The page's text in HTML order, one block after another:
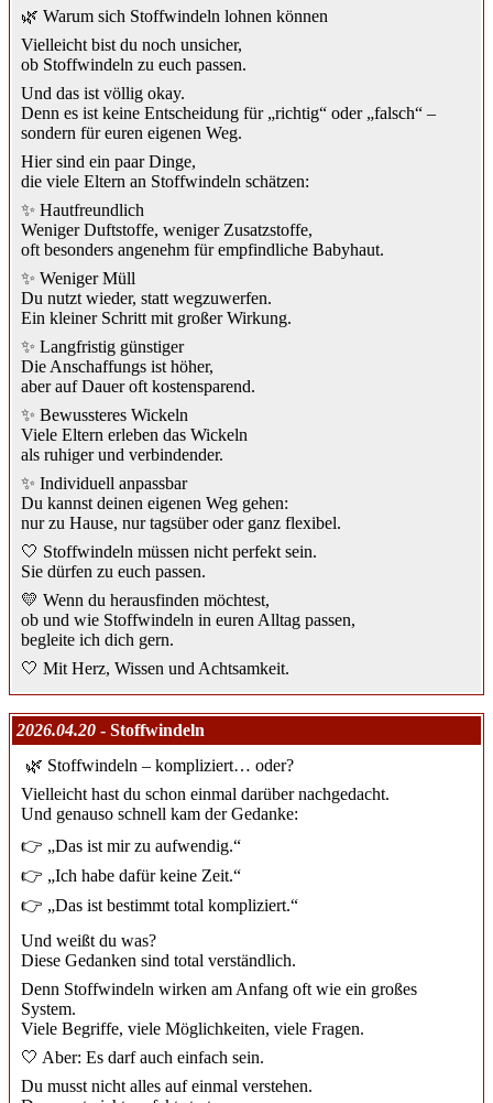
🌿 Warum sich Stoffwindeln lohnen können
Vielleicht bist du noch unsicher,
ob Stoffwindeln zu euch passen.
Und das ist völlig okay.
Denn es ist keine Entscheidung für „richtig“ oder „falsch“ –
sondern für euren eigenen Weg.
Hier sind ein paar Dinge,
die viele Eltern an Stoffwindeln schätzen:
✨ Hautfreundlich
Weniger Duftstoffe, weniger Zusatzstoffe,
oft besonders angenehm für empfindliche Babyhaut.
✨ Weniger Müll
Du nutzt wieder, statt wegzuwerfen.
Ein kleiner Schritt mit großer Wirkung.
✨ Langfristig günstiger
Die Anschaffungs ist höher,
aber auf Dauer oft kostensparend.
✨ Bewussteres Wickeln
Viele Eltern erleben das Wickeln
als ruhiger und verbindender.
✨ Individuell anpassbar
Du kannst deinen eigenen Weg gehen:
nur zu Hause, nur tagsüber oder ganz flexibel.
🤍 Stoffwindeln müssen nicht perfekt sein.
Sie dürfen zu euch passen.
💛 Wenn du herausfinden möchtest,
ob und wie Stoffwindeln in euren Alltag passen,
begleite ich dich gern.
🤍 Mit Herz, Wissen und Achtsamkeit.
2026.04.20 - Stoffwindeln
🌿 Stoffwindeln – kompliziert… oder?
Vielleicht hast du schon einmal darüber nachgedacht.
Und genauso schnell kam der Gedanke:
👉 „Das ist mir zu aufwendig.“
👉 „Ich habe dafür keine Zeit.“
👉 „Das ist bestimmt total kompliziert.“
Und weißt du was?
Diese Gedanken sind total verständlich.
Denn Stoffwindeln wirken am Anfang oft wie ein großes
System.
Viele Begriffe, viele Möglichkeiten, viele Fragen.
🤍 Aber: Es darf auch einfach sein.
Du musst nicht alles auf einmal verstehen.